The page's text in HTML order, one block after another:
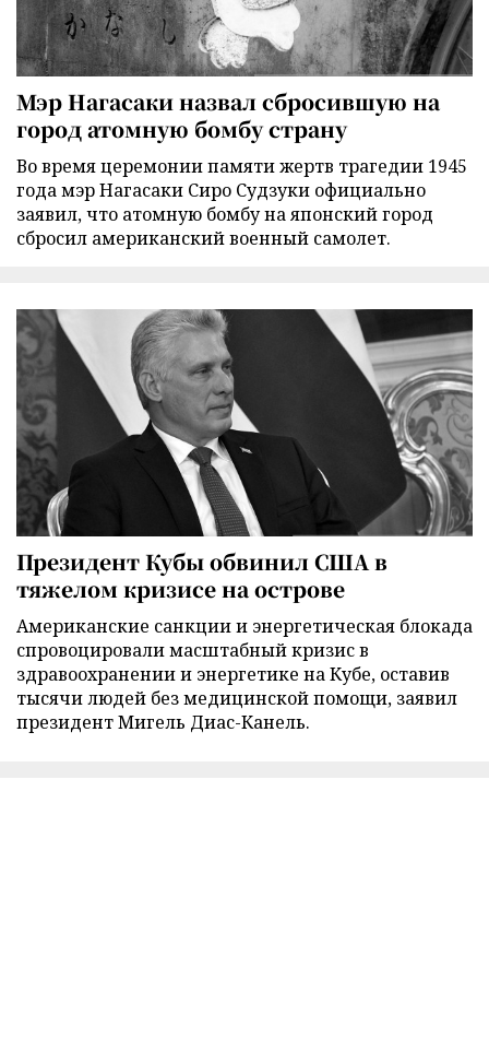
Мэр Нагасаки назвал сбросившую на
город атомную бомбу страну
Во время церемонии памяти жертв трагедии 1945
года мэр Нагасаки Сиро Судзуки официально
заявил, что атомную бомбу на японский город
сбросил американский военный самолет.
Президент Кубы обвинил США в
тяжелом кризисе на острове
Американские санкции и энергетическая блокада
спровоцировали масштабный кризис в
здравоохранении и энергетике на Кубе, оставив
тысячи людей без медицинской помощи, заявил
президент Мигель Диас-Канель.